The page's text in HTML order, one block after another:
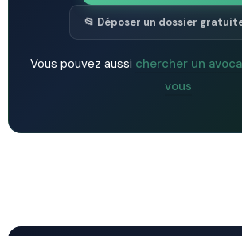
📂 Déposer un dossier
Vous pouvez aussi chercher un
vous